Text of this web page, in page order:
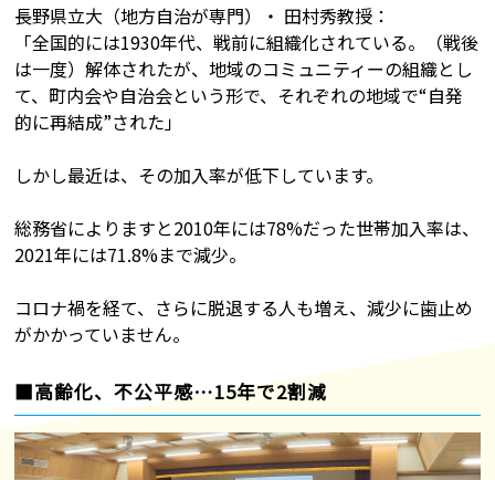
長野県立大（地方自治が専門）・ 田村秀教授：
「全国的には1930年代、戦前に組織化されている。（戦後
は一度）解体されたが、地域のコミュニティーの組織とし
て、町内会や自治会という形で、それぞれの地域で“自発
的に再結成”された」
しかし最近は、その加入率が低下しています。
総務省によりますと2010年には78%だった世帯加入率は、
2021年には71.8%まで減少。
コロナ禍を経て、さらに脱退する人も増え、減少に歯止め
がかかっていません。
■高齢化、不公平感…15年で2割減